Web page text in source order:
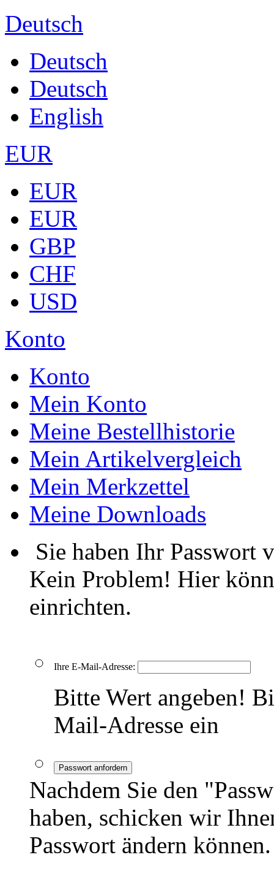
Deutsch
Deutsch
Deutsch
English
EUR
EUR
EUR
GBP
CHF
USD
Konto
Konto
Mein Konto
Meine Bestellhistorie
Mein Artikelvergleich
Mein Merkzettel
Meine Downloads
Sie haben Ihr Passwort
Kein Problem! Hier
einrichten.
Ihre E-Mail-Adresse:
Bitte Wert angeben!
Mail-Adresse ein
Passwort anfordern
Nachdem Sie den
haben, schicken wir
Passwort ändern können.